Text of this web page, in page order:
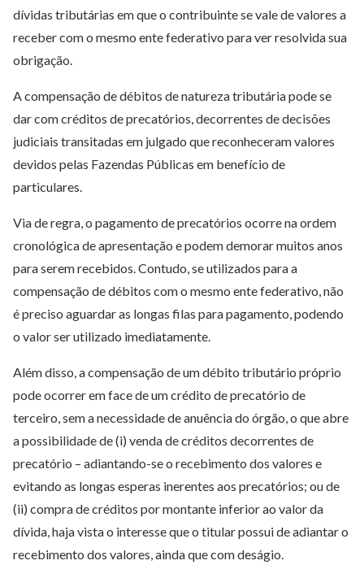
dívidas tributárias em que o contribuinte se vale de valores a
receber com o mesmo ente federativo para ver resolvida sua
obrigação.
A compensação de débitos de natureza tributária pode se
dar com créditos de precatórios, decorrentes de decisões
judiciais transitadas em julgado que reconheceram valores
devidos pelas Fazendas Públicas em benefício de
particulares.
Via de regra, o pagamento de precatórios ocorre na ordem
cronológica de apresentação e podem demorar muitos anos
para serem recebidos. Contudo, se utilizados para a
compensação de débitos com o mesmo ente federativo, não
é preciso aguardar as longas filas para pagamento, podendo
o valor ser utilizado imediatamente.
Além disso, a compensação de um débito tributário próprio
pode ocorrer em face de um crédito de precatório de
terceiro, sem a necessidade de anuência do órgão, o que abre
a possibilidade de (i) venda de créditos decorrentes de
precatório – adiantando-se o recebimento dos valores e
evitando as longas esperas inerentes aos precatórios; ou de
(ii) compra de créditos por montante inferior ao valor da
dívida, haja vista o interesse que o titular possui de adiantar o
recebimento dos valores, ainda que com deságio.